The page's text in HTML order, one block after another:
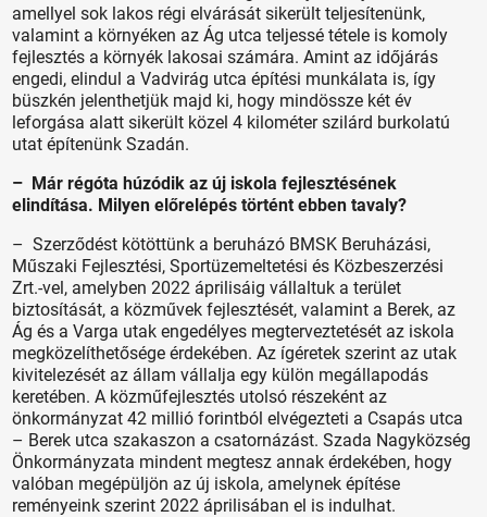
amellyel sok lakos régi elvárását sikerült teljesítenünk,
valamint a környéken az Ág utca teljessé tétele is komoly
fejlesztés a környék lakosai számára. Amint az időjárás
engedi, elindul a Vadvirág utca építési munkálata is, így
büszkén jelenthetjük majd ki, hogy mindössze két év
leforgása alatt sikerült közel 4 kilométer szilárd burkolatú
utat építenünk Szadán.
– Már régóta húzódik az új iskola fejlesztésének
elindítása. Milyen előrelépés történt ebben tavaly?
– Szerződést kötöttünk a beruházó BMSK Beruházási,
Műszaki Fejlesztési, Sportüzemeltetési és Közbeszerzési
Zrt.-vel, amelyben 2022 áprilisáig vállaltuk a terület
biztosítását, a közművek fejlesztését, valamint a Berek, az
Ág és a Varga utak engedélyes megterveztetését az iskola
megközelíthetősége érdekében. Az ígéretek szerint az utak
kivitelezését az állam vállalja egy külön megállapodás
keretében. A közműfejlesztés utolsó részeként az
önkormányzat 42 millió forintból elvégezteti a Csapás utca
– Berek utca szakaszon a csatornázást. Szada Nagyközség
Önkormányzata mindent megtesz annak érdekében, hogy
valóban megépüljön az új iskola, amelynek építése
reményeink szerint 2022 áprilisában el is indulhat.